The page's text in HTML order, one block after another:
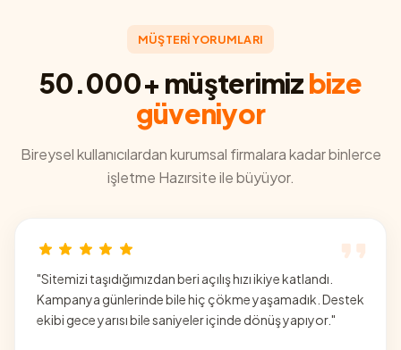
MÜŞTERİ YORUMLARI
50.000+ müşterimizbize
güveniyor
Bireysel kullanıcılardan kurumsal firmalara kadar binlerce
işletme Hazırsite ile büyüyor.
"Sitemizi taşıdığımızdan beri açılış hızı ikiye katlandı.
Kampanya günlerinde bile hiç çökme yaşamadık. Destek
ekibi gece yarısı bile saniyeler içinde dönüş yapıyor."